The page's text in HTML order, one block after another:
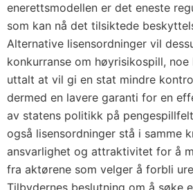
enerettsmodellen er det eneste
som kan nå det tilsiktede
Alternative lisensordninger vil
konkurranse om høyrisikospill,
uttalt at vil gi en stat mindre
dermed en lavere garanti for en
av statens politikk på
også lisensordninger stå i samme
ansvarlighet og attraktivitet for å
fra aktørene som velger å forbli
Tilbydernes beslutning om å søke